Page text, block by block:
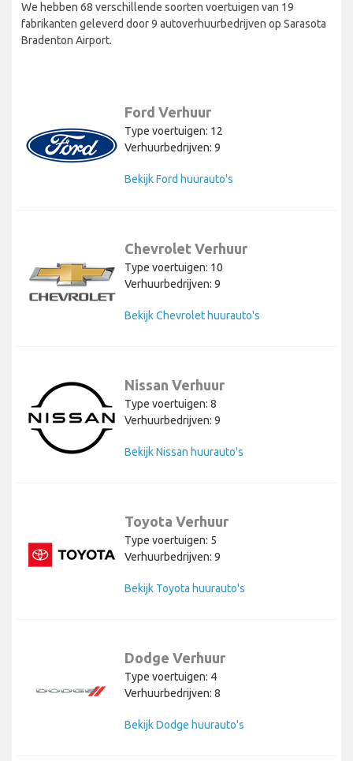
We hebben 68 verschillende soorten voertuigen van 19
fabrikanten geleverd door 9 autoverhuurbedrijven op Sarasota
Bradenton Airport.
Ford Verhuur
Type voertuigen: 12
Verhuurbedrijven: 9
Bekijk Ford huurauto's
Chevrolet Verhuur
Type voertuigen: 10
Verhuurbedrijven: 9
Bekijk Chevrolet huurauto's
Nissan Verhuur
Type voertuigen: 8
Verhuurbedrijven: 9
Bekijk Nissan huurauto's
Toyota Verhuur
Type voertuigen: 5
Verhuurbedrijven: 9
Bekijk Toyota huurauto's
Dodge Verhuur
Type voertuigen: 4
Verhuurbedrijven: 8
Bekijk Dodge huurauto's